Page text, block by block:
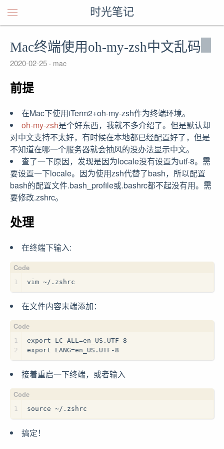
时光笔记
Mac终端使用oh-my-zsh中文乱码
2020-02-25 mac
前提
在Mac下使用iTerm2+oh-my-zsh作为终端环境。
oh-my-zsh是个好东西，我就不多介绍了。但是默认却
对中文支持不太好，有时候在本地都已经配置好了，但是
不知道在哪一个服务器就会抽风的没办法显示中文。
查了一下原因，发现是因为locale没有设置为utf-8。需
要设置一下locale。因为使用zsh代替了bash，所以配置
bash的配置文件.bash_profile或.bashrc都不起没有用。需
要修改.zshrc。
处理
在终端下输入:
1 vim ~/.zshrc
在文件内容末端添加：
1
2
export LC_ALL=en_US.UTF-8
export LANG=en_US.UTF-8
接着重启一下终端，或者输入
1 source ~/.zshrc
搞定！